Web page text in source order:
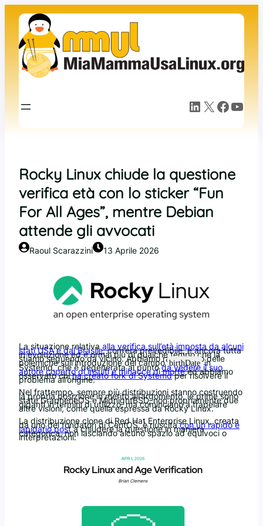
contenuto
LinkedIn X Facebook YouTube
Rocky Linux chiude la questione
verifica età con lo sticker “Fun
For All Ages”, mentre Debian
attende gli avvocati
Raoul Scarazzini 13 Aprile 2026
La situazione relativa alla verifica sull’età imposta da alcuni
stati USA e dal Brasile, com’era prevedibile, è ancora tutta
in evoluzione ed è ormai più di qualche tempo che la
stiamo seguendo da vicino. Abbiamo raccontato delle
polemiche sull’introduzione del campobirthDatein
Systemd, che è degenerata al puntoda vedere il suo
autore coperto di insulti e minacce di morteed abbiamo
osservato chiha creato fork di Systemdper risolvere il
problema all’origine.
Nel frattempo, sempre più distribuzioni stanno costruendo
la propria posizione in merito all’argomento, le prime sono
state GrapheneOS e MidnightBSD, non propriamente due
giganti in termini di utilizzo, ma cominciano a trapelare
altre visioni, come quella espressa da Rocky Linux.
La distribuzione clone di Red Hat Enterprise Linux, creata
da uno dei fondatori di CentOS, è riuscitacon un rapido e
lapidario posta chiudere la questione in maniera
categorica, non lasciando alcuno spazio ad equivoci o
interpretazioni: